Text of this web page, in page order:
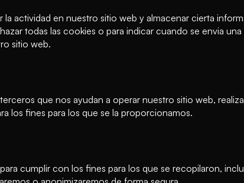
actividad en nuestro sitio web y almacenar cierta
todas las cookies o para indicar cuando se envia
sitio web.
que nos ayudan a operar nuestro sitio web,
los fines para los que se la proporcionamos.
cumplir con los fines para los que se recopilaron,